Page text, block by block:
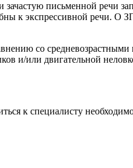
письменной речи
к экспрессивной речи. О
со средневозрастными
и/или двигательной
к специалисту